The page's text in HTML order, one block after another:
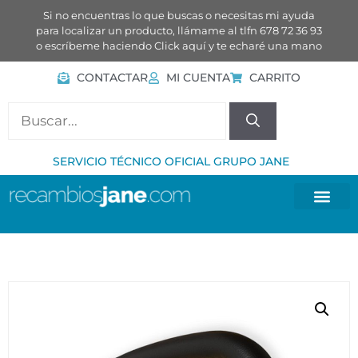
Si no encuentras lo que buscas o necesitas mi ayuda
para localizar un producto, llámame al tlfn 678 72 36 93
o escríbeme haciendoClick aquíy te echaré una mano
CONTACTAR MI CUENTA CARRITO
SERVICIO TÉCNICO OFICIAL GRUPO JANE